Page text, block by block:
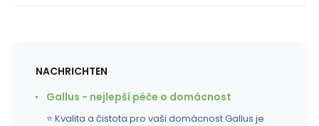
NACHRICHTEN
Gallus - nejlepší péče o domácnost
⭐ Kvalita a čistota pro vaši domácnost Gallus je